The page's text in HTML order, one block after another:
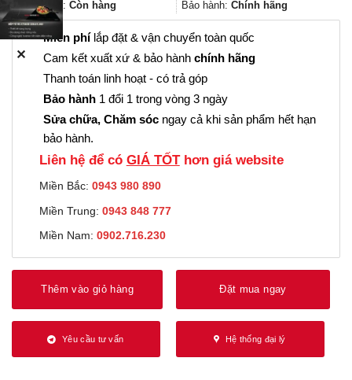
Trạng thái: Còn hàng Bảo hành: Chính hãng
Miễn phílắp đặt & vận chuyển toàn quốc
Cam kết xuất xứ & bảo hành chính hãng
Thanh toán linh hoạt - có trả góp
Bảo hành 1 đổi 1 trong vòng 3 ngày
Sửa chữa, Chăm sóc ngay cả khi sản phẩm hết hạn
bảo hành.
Liên hệ để có GIÁ TỐThơn giá website
Miền Bắc: 0943 980 890
Miền Trung: 0943 848 777
Miền Nam: 0902.716.230
Thêm vào giỏ hàng Đặt mua ngay
Yêu cầu tư vấn Hệ thống đại lý
✕